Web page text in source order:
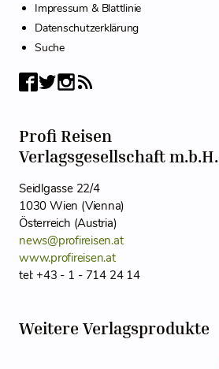
Impressum & Blattlinie
Datenschutzerklärung
Suche
Profi Reisen
Verlagsgesellschaft m.b.H.
Seidlgasse 22/4
1030 Wien (Vienna)
Österreich (Austria)
news@profireisen.at
www.profireisen.at
tel: +43 - 1 - 714 24 14
Weitere Verlagsprodukte